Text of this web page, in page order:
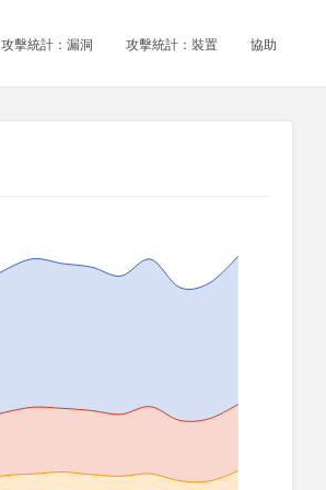
攻擊統計：漏洞 攻擊統計：裝置 協助